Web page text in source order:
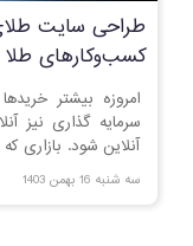
طراحی سایت
کسب‌وکارهای طلا
امروزه بیشتر
سرمایه گذاری نیز
آنلاین شود. بازاری
بسیاری از
سه شنبه 16 بهمن 1403